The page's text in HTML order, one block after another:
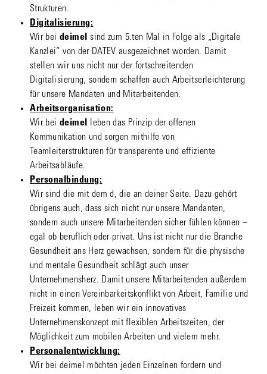
Strukturen.
Digitalisierung:
Wir bei deimel sind zum 5.ten Mal in Folge als „Digitale
Kanzlei“ von der DATEV ausgezeichnet worden. Damit
stellen wir uns nicht nur der fortschreitenden
Digitalisierung, sondern schaffen auch Arbeitserleichterung
für unsere Mandaten und Mitarbeitenden.
Arbeitsorganisation:
Wir bei deimel
leben das Prinzip der offenen
Kommunikation und sorgen mithilfe von
Teamleiterstrukturen für transparente und effiziente
Arbeitsabläufe.
Personalbindung:
Wir sind die mit dem d, die an deiner Seite. Dazu gehört
übrigens auch, dass sich nicht nur unsere Mandanten,
sondern auch unsere Mitarbeitenden sicher fühlen können –
egal ob beruflich oder privat. Uns ist nicht nur die Branche
Gesundheit ans Herz gewachsen, sondern für die physische
und mentale Gesundheit schlägt auch unser
Unternehmensherz. Damit unsere Mitarbeitenden außerdem
nicht in einen Vereinbarkeitskonflikt von Arbeit, Familie und
Freizeit kommen, leben wir ein innovatives
Unternehmenskonzept mit flexiblen Arbeitszeiten, der
Möglichkeit zum mobilen Arbeiten und vielem mehr.
Personalentwicklung:
Wir bei deimel möchten jeden Einzelnen fordern und